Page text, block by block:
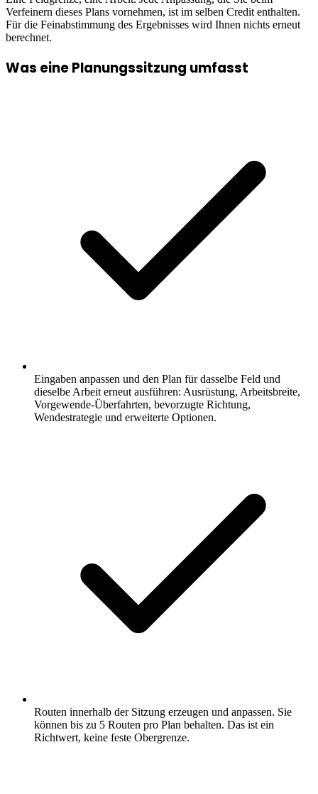
Verfeinern dieses Plans vornehmen, ist im selben Credit enthalten.
Für die Feinabstimmung des Ergebnisses wird Ihnen nichts erneut
berechnet.
Was eine Planungssitzung umfasst
Eingaben anpassen und den Plan für dasselbe Feld und
dieselbe Arbeit erneut ausführen: Ausrüstung, Arbeitsbreite,
Vorgewende-Überfahrten, bevorzugte Richtung,
Wendestrategie und erweiterte Optionen.
Routen innerhalb der Sitzung erzeugen und anpassen. Sie
können bis zu 5 Routen pro Plan behalten. Das ist ein
Richtwert, keine feste Obergrenze.